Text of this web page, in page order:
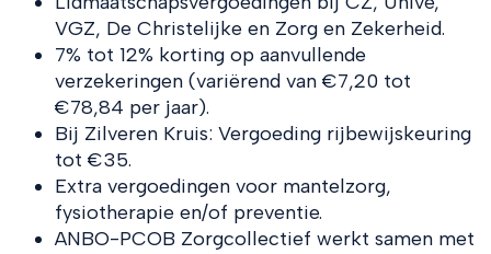
VGZ, De Christelijke en Zorg en Zekerheid.
7% tot 12% korting op aanvullende
verzekeringen (variërend van €7,20 tot
€78,84 per jaar).
Bij Zilveren Kruis: Vergoeding rijbewijskeuring
tot €35.
Extra vergoedingen voor mantelzorg,
fysiotherapie en/of preventie.
ANBO-PCOB Zorgcollectief werkt samen met